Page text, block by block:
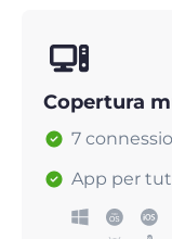
Copertura
7
App per